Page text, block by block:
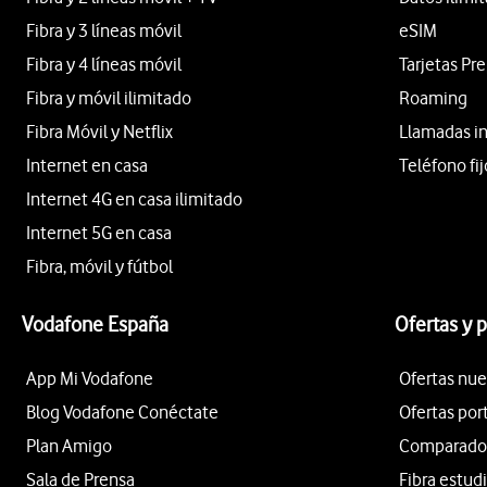
Fibra y 3 líneas móvil
Fibra y 4 líneas móvil
Fibra y móvil ilimitado
Fibra Móvil y Netflix
Internet en casa
Internet 4G en casa ilimitado
Internet 5G en casa
Fibra, móvil y fútbol
eSIM
Tarjetas
Roaming
Llamadas
Teléfono
Vodafone España
App Mi Vodafone
Blog Vodafone Conéctate
Plan Amigo
Sala de Prensa
Ofertas y
Ofertas
Ofertas
Fibra